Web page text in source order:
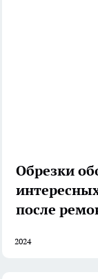
Обрезки
после
2024